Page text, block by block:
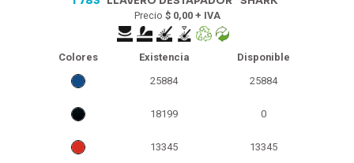
Precio $ 0,00 + IVA
Colores Existencia
Disponible
25884
25884
18199 0
13345 13345